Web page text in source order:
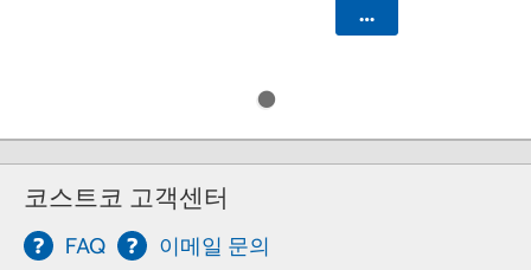
카트에 담기
코스트코 고객센터
FAQ 이메일 문의